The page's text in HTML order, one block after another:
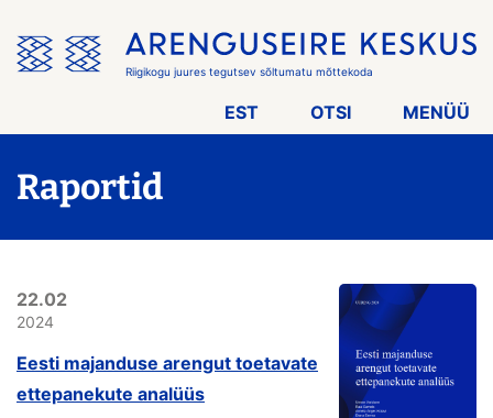
menüü
vahele
Riigikogu juures tegutsev sõltumatu mõttekoda
EST OTSI MENÜÜ
Raportid
22.02
2024
Eesti majanduse arengut toetavate
ettepanekute analüüs